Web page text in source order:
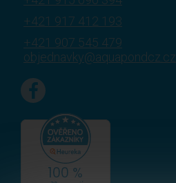
+421 917 412 193
+421 907 545 479
objednavky@aquapondcz.cz